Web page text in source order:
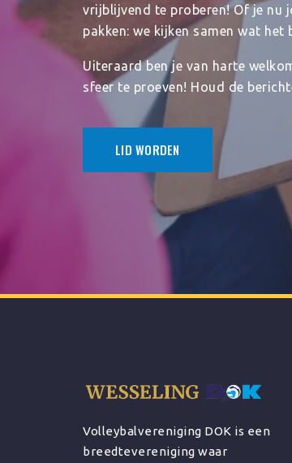
vrijblijvend te proberen! Of je nu
pakken: we kijken samen wat het
Uiteraard ben je van harte
sfeer te proeven! Houd de
LID WORDEN
Volleybalvereniging DOK is een
breedtevereniging waar